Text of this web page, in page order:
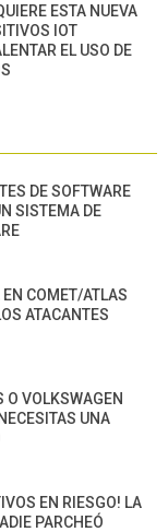
ESTA NUEVA
IOT
EL USO DE
DE SOFTWARE
SISTEMA DE
COMET/ATLAS
ATACANTES
O VOLKSWAGEN
UNA
EN RIESGO! LA
PARCHEÓ